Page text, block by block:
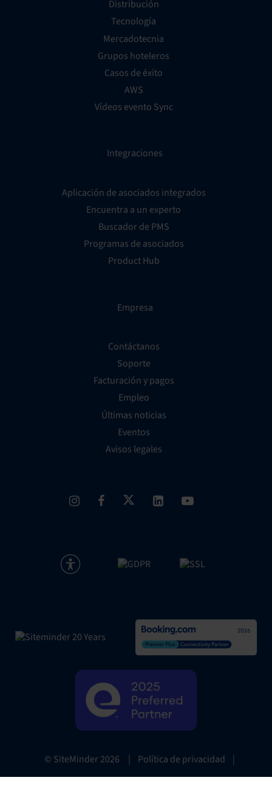
Distribución
Tecnología
Mercadotecnia
Grupos hoteleros
Casos de éxito
AWS
Vídeos evento Sync
Integraciones
Aplicación de asociados integrados
Encuentra a un experto
Buscador de PMS
Programas de asociados
Product Hub
Empresa
Contáctanos
Soporte
Facturación y pagos
Empleo
Últimas noticias
Eventos
Avisos legales
© SiteMinder2026 | Política de privacidad |